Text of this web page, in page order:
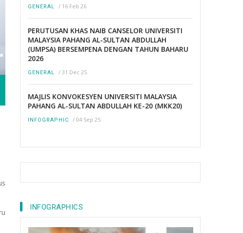
GENERAL / 16 Feb 26
PERUTUSAN KHAS NAIB CANSELOR UNIVERSITI
MALAYSIA PAHANG AL-SULTAN ABDULLAH
(UMPSA) BERSEMPENA DENGAN TAHUN BAHARU
2026
GENERAL / 31 Dec 25
MAJLIS KONVOKESYEN UNIVERSITI MALAYSIA
PAHANG AL-SULTAN ABDULLAH KE-20 (MKK20)
INFOGRAPHIC / 04 Sep 25
INFOGRAPHICS